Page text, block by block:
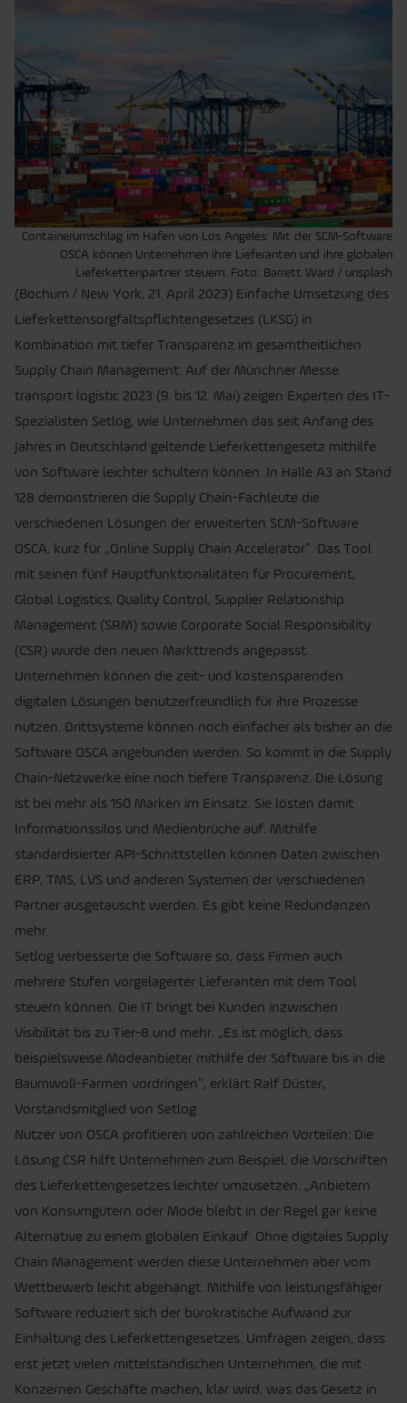
Containerumschlag im Hafen von Los Angeles: Mit der SCM-Software
OSCA können Unternehmen ihre Lieferanten und ihre globalen
Lieferkettenpartner steuern. Foto: Barrett Ward / unsplash
(Bochum / New York, 21. April 2023) Einfache Umsetzung des
Lieferkettensorgfaltspflichtengesetzes (LKSG) in
Kombination mit tiefer Transparenz im gesamtheitlichen
Supply Chain Management: Auf der Münchner Messe
transport logistic 2023 (9. bis 12. Mai) zeigen Experten des IT-
Spezialisten Setlog, wie Unternehmen das seit Anfang des
Jahres in Deutschland geltende Lieferkettengesetz mithilfe
von Software leichter schultern können. In Halle A3 an Stand
128 demonstrieren die Supply Chain-Fachleute die
verschiedenen Lösungen der erweiterten SCM-Software
OSCA, kurz für „Online Supply Chain Accelerator“. Das Tool
mit seinen fünf Hauptfunktionalitäten für Procurement,
Global Logistics, Quality Control, Supplier Relationship
Management (SRM) sowie Corporate Social Responsibility
(CSR) wurde den neuen Markttrends angepasst.
Unternehmen können die zeit- und kostensparenden
digitalen Lösungen benutzerfreundlich für ihre Prozesse
nutzen. Drittsysteme können noch einfacher als bisher an die
Software OSCA angebunden werden. So kommt in die Supply
Chain-Netzwerke eine noch tiefere Transparenz. Die Lösung
ist bei mehr als 150 Marken im Einsatz. Sie lösten damit
Informationssilos und Medienbrüche auf. Mithilfe
standardisierter API-Schnittstellen können Daten zwischen
ERP, TMS, LVS und anderen Systemen der verschiedenen
Partner ausgetauscht werden. Es gibt keine Redundanzen
mehr.
Setlog verbesserte die Software so, dass Firmen auch
mehrere Stufen vorgelagerter Lieferanten mit dem Tool
steuern können. Die IT bringt bei Kunden inzwischen
Visibilität bis zu Tier-8 und mehr. „Es ist möglich, dass
beispielsweise Modeanbieter mithilfe der Software bis in die
Baumwoll-Farmen vordringen“, erklärt Ralf Düster,
Vorstandsmitglied von Setlog.
Nutzer von OSCA profitieren von zahlreichen Vorteilen: Die
Lösung CSR hilft Unternehmen zum Beispiel, die Vorschriften
des Lieferkettengesetzes leichter umzusetzen. „Anbietern
von Konsumgütern oder Mode bleibt in der Regel gar keine
Alternative zu einem globalen Einkauf. Ohne digitales Supply
Chain Management werden diese Unternehmen aber vom
Wettbewerb leicht abgehängt. Mithilfe von leistungsfähiger
Software reduziert sich der bürokratische Aufwand zur
Einhaltung des Lieferkettengesetzes. Umfragen zeigen, dass
erst jetzt vielen mittelständischen Unternehmen, die mit
Konzernen Geschäfte machen, klar wird, was das Gesetz in